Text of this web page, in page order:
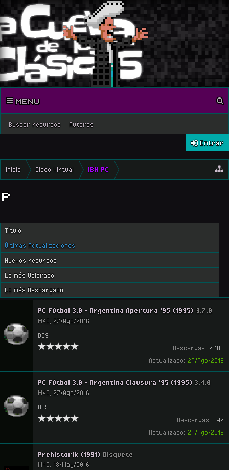
Buscar recursos Autores
MENU
Entrar
Inicio Disco Virtual IBM PC
P
Título
Últimas Actualizaciones
Nuevos recursos
Lo más Valorado
Lo más Descargado
PC Fútbol 3.0 - Argentina Apertura '95 (1995) 3.7.0
M4C 27/Ago/2016
DOS
Descargas: 2.183
Actualizado: 27/Ago/2016
PC Fútbol 3.0 - Argentina Clausura '95 (1995) 3.4.0
M4C 27/Ago/2016
DOS
Descargas: 942
Actualizado: 27/Ago/2016
Prehistorik (1991) Disquete
M4C 18/May/2016